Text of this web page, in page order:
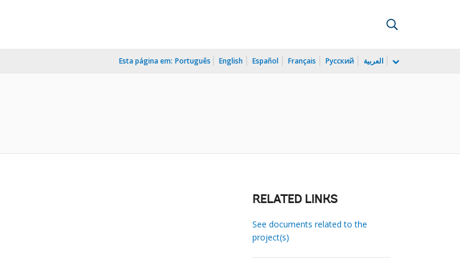
Esta página em: Português English Español Français Русский العربية
RELATED LINKS
See documents related to the
project(s)